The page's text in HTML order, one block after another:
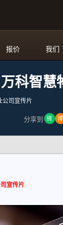
报价 我们
万科智慧
公司宣传片
分享到 微 博
宣传片